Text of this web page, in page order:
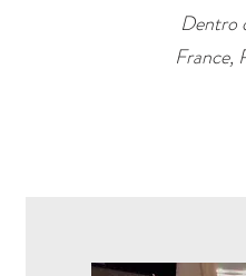
Dentro
France,